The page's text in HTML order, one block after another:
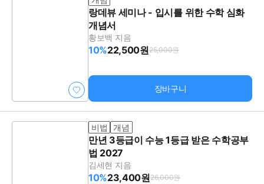
랑데뷰 세미나 - 입시를 위한 수학 심화
개념서
황보백 지음
10%22,500원25,000원
장바구니
비법 개념
만년 3등급이 수능 1등급 받은 수학공부
법 2027
김세현 지음
10%23,400원26,000원